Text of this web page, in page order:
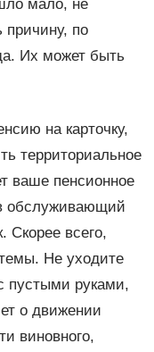
мало, не
причину, по
Их может быть
на карточку,
территориальное
ваше пенсионное
обслуживающий
Скорее всего,
Не уходите
пустыми руками,
о движении
виновного,